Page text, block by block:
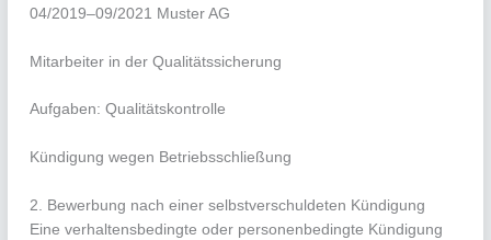
04/2019–09/2021 Muster AG
Mitarbeiter in der Qualitätssicherung
Aufgaben: Qualitätskontrolle
Kündigung wegen Betriebsschließung
2. Bewerbung nach einer selbstverschuldeten Kündigung
Eine verhaltensbedingte oder personenbedingte Kündigung